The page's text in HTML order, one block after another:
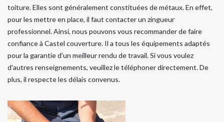
toiture. Elles sont généralement constituées de métaux. En effet,
pour les mettre en place, il faut contacter un zingueur
professionnel. Ainsi, nous pouvons vous recommander de faire
confiance à Castel couverture. Il a tous les équipements adaptés
pour la garantie d'un meilleur rendu de travail. Si vous voulez
d'autres renseignements, veuillez le téléphoner directement. De
plus, il respecte les délais convenus.